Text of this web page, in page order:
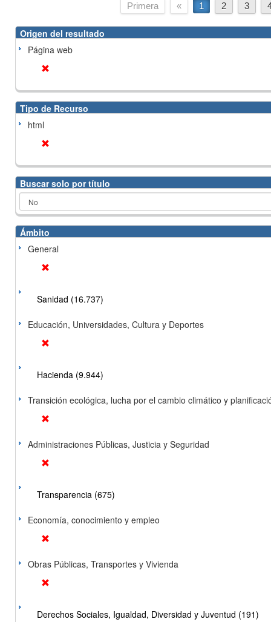
Primera « 1 2 3
Origen del resultado
Página web
Tipo de Recurso
html
Buscar solo por título
Ámbito
General
Sanidad (16.737)
Educación, Universidades, Cultura y Deportes
Hacienda (9.944)
Transición ecológica, lucha por el cambio climático y
Administraciones Públicas, Justicia y Seguridad
Transparencia (675)
Economía, conocimiento y empleo
Obras Públicas, Transportes y Vivienda
Derechos Sociales, Igualdad, Diversidad y Juventud (191)